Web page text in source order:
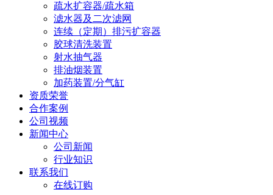
疏水扩容器/疏水箱
滤水器及二次滤网
连续（定期）排污扩容器
胶球清洗装置
射水抽气器
排油烟装置
加药装置/分气缸
资质荣誉
合作案例
公司视频
新闻中心
公司新闻
行业知识
联系我们
在线订购